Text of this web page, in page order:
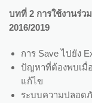
บทที่ 2 การใช้งานร่ว
2016/2019
การ Save ไปยัง
ปัญหาที่ต้องพบเมื่
แก้ไข
ระบบความปลอดภั